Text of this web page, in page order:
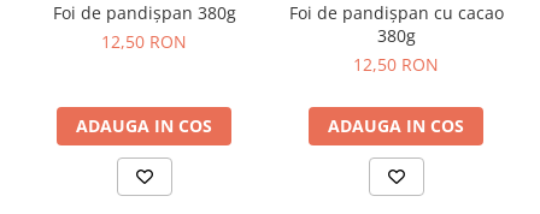
Cheesecake congelat
Fursecuri vrac
Congelate brutarie
Foi de pandișpan 380g
12,50 RON
ADAUGA IN COS
Foi de pandișpan cu cacao
380g
12,50 RON
ADAUGA IN COS